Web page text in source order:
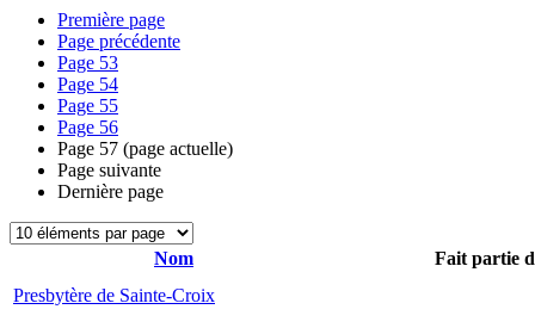
Première page
Page précédente
Page 53
Page 54
Page 55
Page 56
Page 57 (page actuelle)
Page suivante
Dernière page
Nom
Fait partie
Presbytère de Sainte-Croix